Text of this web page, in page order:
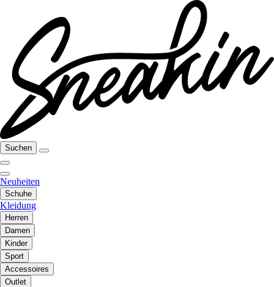
Suchen
Neuheiten
Schuhe
Kleidung
Herren
Damen
Kinder
Sport
Accessoires
Outlet